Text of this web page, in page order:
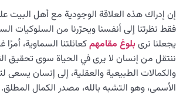
إن إدراك هذه العلاقة الوجودية مع أهل البيت
فقط نظرتنا إلى أنفسنا ويحرّرنا من السلوكيات
يجعلنا نرىبلوغ مقامهمكعائلتنا السماوية،
ننتقل من إنسان لا يرى في الحياة سوى تحقيق
والكمالات الطبيعية والعقلية، إلى إنسان
الأسمى، وهو التشبه بالله، مصدر الكمال المطلق.